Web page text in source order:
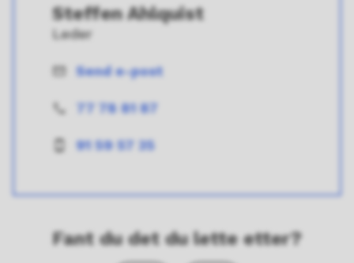
Steffen Ahlquist
Leder
E-
post
Send e-post
Telefon
77 78 81 87
Mobil
91 59 57 35
Fant du det du lette etter?